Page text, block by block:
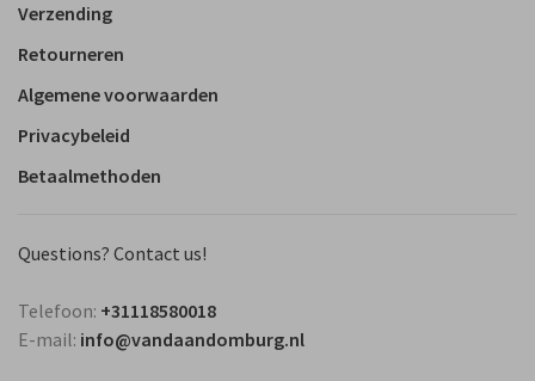
Verzending
Retourneren
Algemene voorwaarden
Privacybeleid
Betaalmethoden
Questions? Contact us!
Telefoon: +31118580018
E-mail: info@vandaandomburg.nl